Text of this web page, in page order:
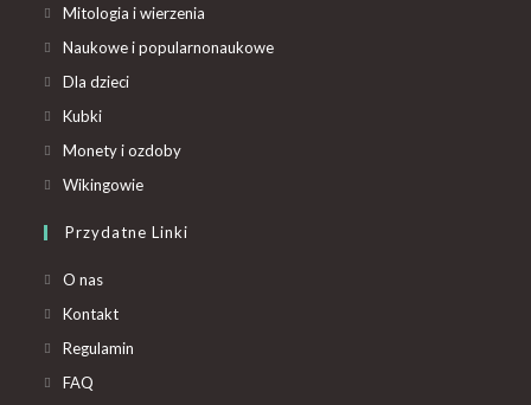
Mitologia i wierzenia
Naukowe i popularnonaukowe
Dla dzieci
Kubki
Monety i ozdoby
Wikingowie
Przydatne Linki
O nas
Kontakt
Regulamin
FAQ